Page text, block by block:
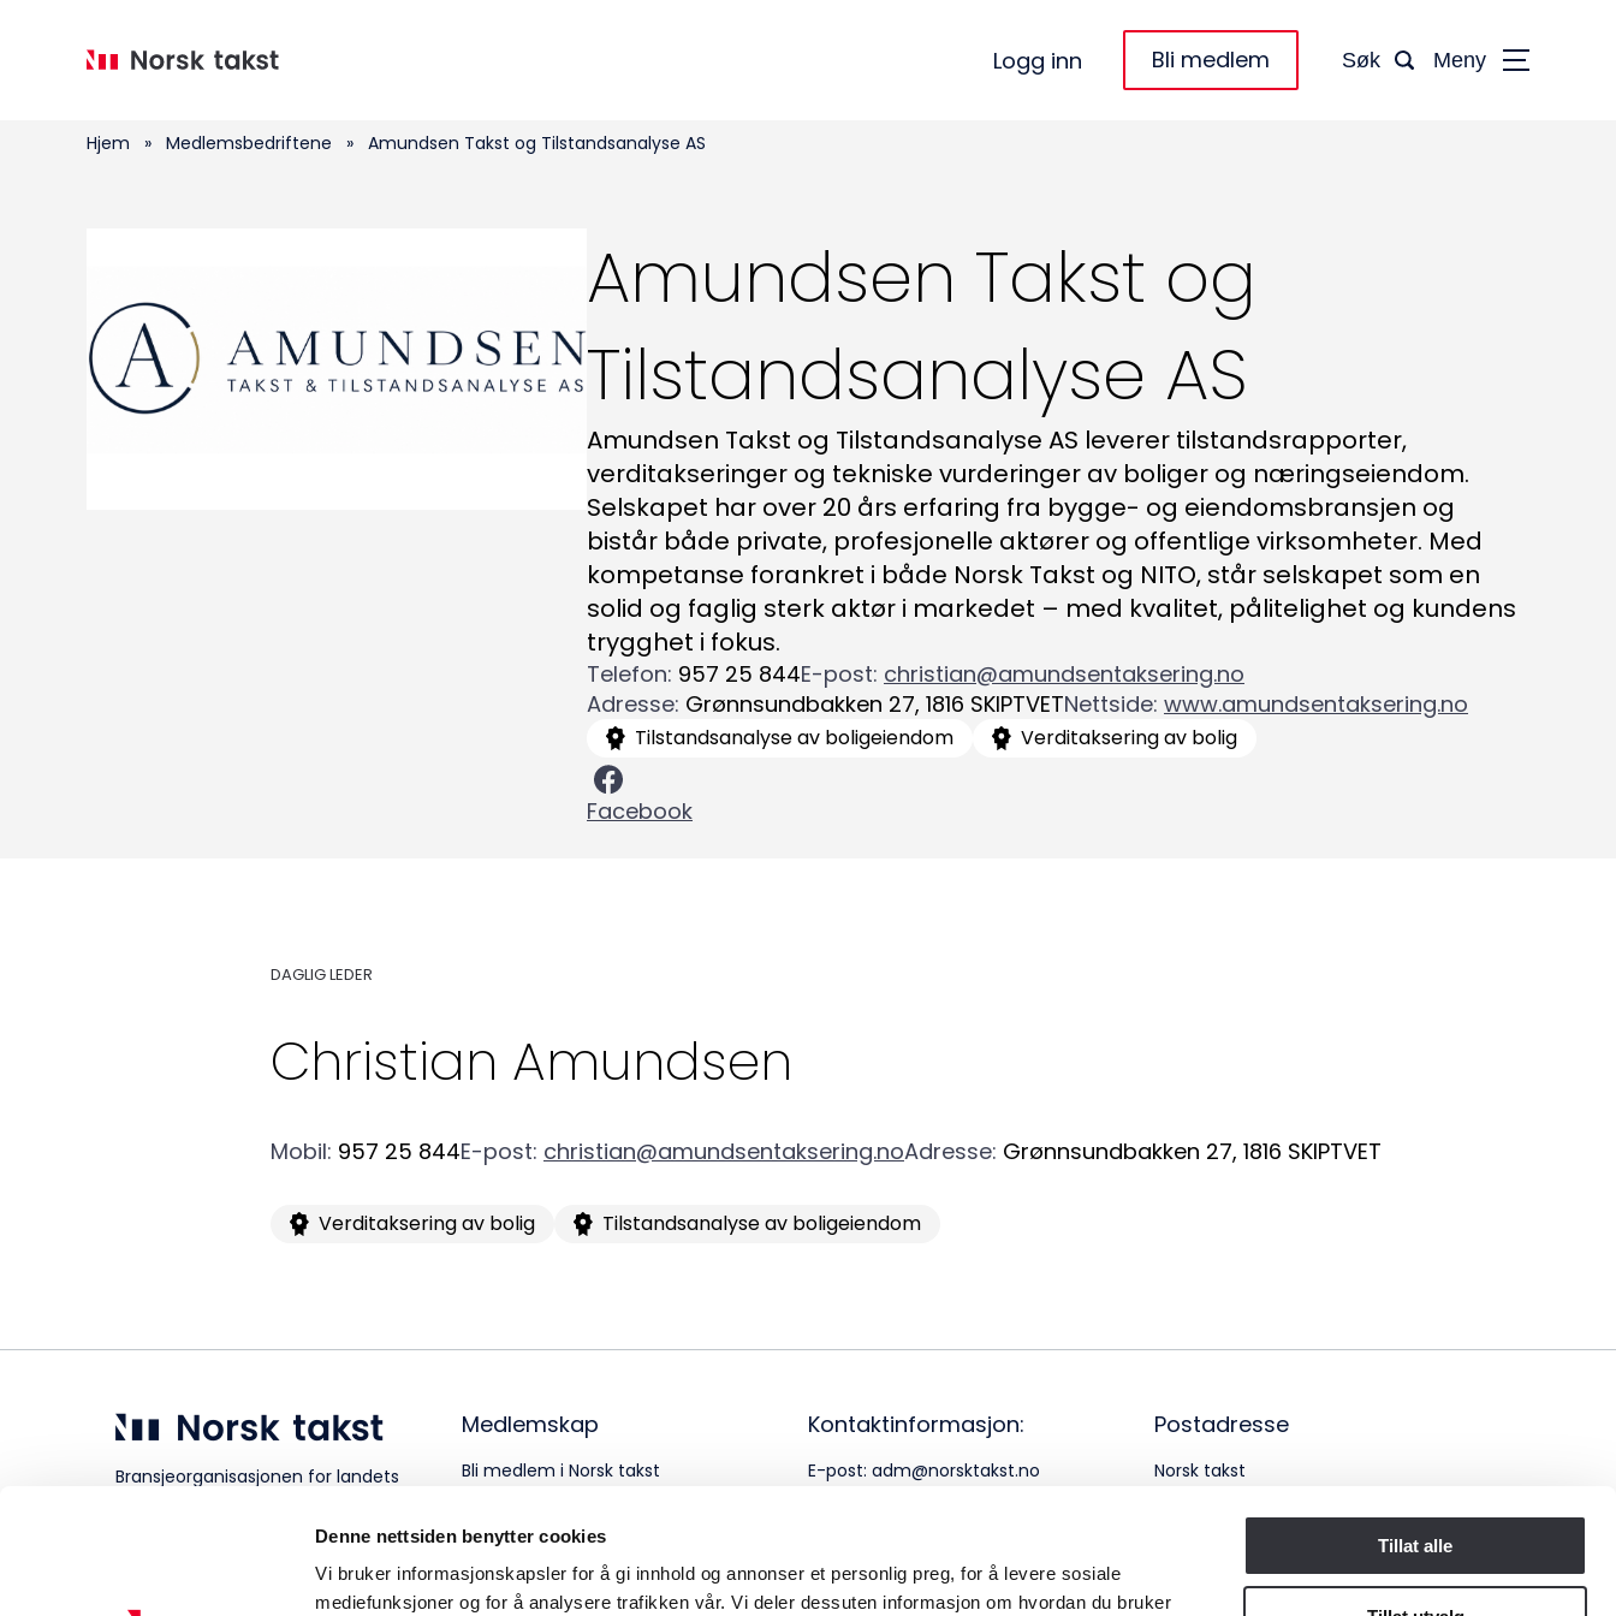
Denne nettsiden benytter cookies
Vi bruker informasjonskapsler for å gi innhold og annonser et personlig preg, for å levere sosiale
mediefunksjoner og for å analysere trafikken vår. Vi deler dessuten informasjon om hvordan du bruker
Tillat alle
Logg inn Bli medlem Søk Meny
Forbruker
Bli medlem
Logg inn
Kontaktinformasjon:
adm@norsktakst.no
956 955 211
Hjem » Medlemsbedriftene » Amundsen Takst og Tilstandsanalyse AS
Amundsen Takst og
Tilstandsanalyse AS
Amundsen Takst og Tilstandsanalyse AS leverer tilstandsrapporter,
verditakseringer og tekniske vurderinger av boliger og næringseiendom.
Selskapet har over 20 års erfaring fra bygge- og eiendomsbransjen og
bistår både private, profesjonelle aktører og offentlige virksomheter. Med
kompetanse forankret i både Norsk Takst og NITO, står selskapet som en
solid og faglig sterk aktør i markedet – med kvalitet, pålitelighet og kundens
trygghet i fokus.
Telefon: 957 25 844E-post: christian@amundsentaksering.no
Adresse: Grønnsundbakken 27, 1816 SKIPTVETNettside: www.amundsentaksering.no
Tilstandsanalyse av boligeiendom Verditaksering av bolig
Facebook
DAGLIG LEDER
Christian Amundsen
Mobil: 957 25 844E-post: christian@amundsentaksering.noAdresse: Grønnsundbakken 27, 1816 SKIPTVET
Verditaksering av bolig Tilstandsanalyse av boligeiendom
Bransjeorganisasjonen for landets
Medlemskap
Bli medlem i Norsk takst
Kontaktinformasjon:
E-post: adm@norsktakst.no
Postadresse
Norsk takst
Pb. 1516 Vika